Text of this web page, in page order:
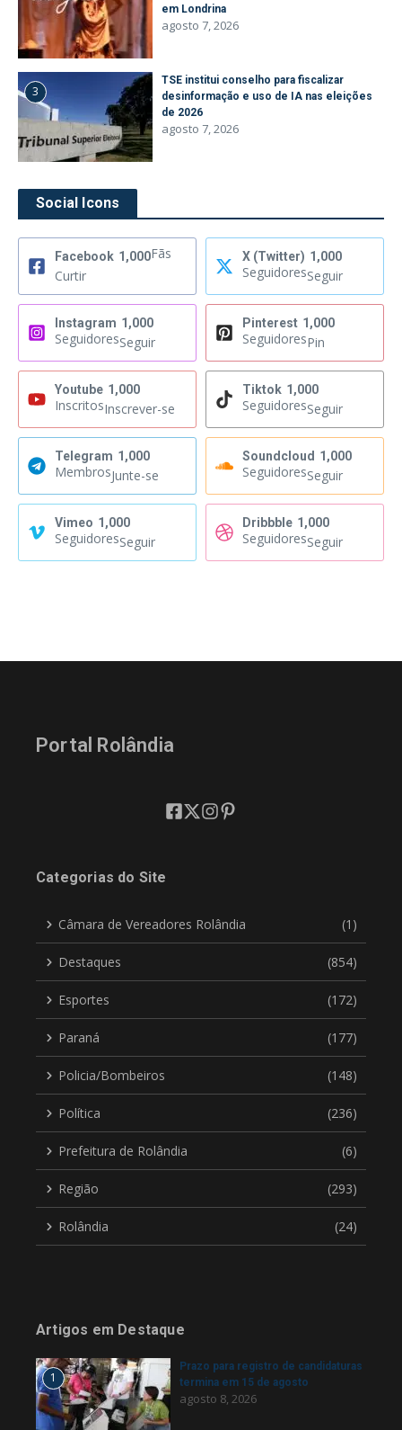
em Londrina
agosto 7, 2026
3
TSE institui conselho para fiscalizar
desinformação e uso de IA nas eleições
de 2026
agosto 7, 2026
Social Icons
Facebook 1,000Fãs
Curtir
X (Twitter) 1,000
SeguidoresSeguir
Instagram 1,000
SeguidoresSeguir
Pinterest 1,000
SeguidoresPin
Youtube 1,000
InscritosInscrever-se
Tiktok 1,000
SeguidoresSeguir
Telegram 1,000
MembrosJunte-se
Soundcloud 1,000
SeguidoresSeguir
Vimeo 1,000
SeguidoresSeguir
Dribbble 1,000
SeguidoresSeguir
Portal Rolândia
Categorias do Site
Câmara de Vereadores Rolândia (1)
Destaques (854)
Esportes (172)
Paraná (177)
Policia/Bombeiros (148)
Política (236)
Prefeitura de Rolândia (6)
Região (293)
Rolândia (24)
Artigos em Destaque
1
Prazo para registro de candidaturas
termina em 15 de agosto
agosto 8, 2026